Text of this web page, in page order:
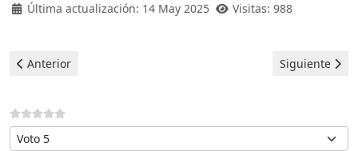
Última actualización: 14 May 2025
Visitas: 988
Artículo anterior: Midea Aire Acondicionado - Error E0
Anterior Artículo
Siguiente
Por favor, vote